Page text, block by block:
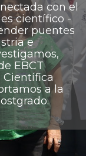
con el
científico -
puentes
e
EBCT
a la